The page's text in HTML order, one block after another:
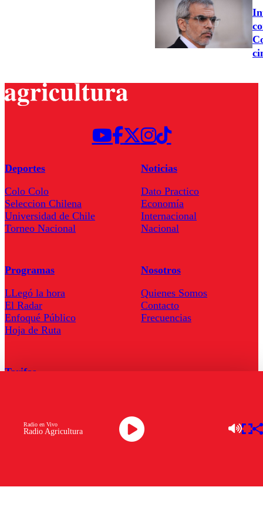
Radio Agricultura
Radio en Vivo
Deportes
Colo Colo
Seleccion Chilena
Universidad de Chile
Torneo Nacional
Noticias
Dato Practico
Economía
Internacional
Nacional
Programas
LLegó la hora
El Radar
Enfoqué Público
Hoja de Ruta
Nosotros
Quienes Somos
Contacto
Frecuencias
Tarifas
Descarga la APP